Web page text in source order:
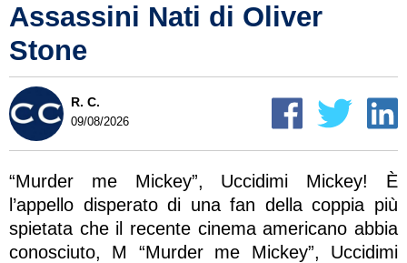
Assassini Nati di Oliver
Stone
R. C.
09/08/2026
“Murder me Mickey”, Uccidimi Mickey! È
l’appello disperato di una fan della coppia più
spietata che il recente cinema americano abbia
conosciuto, M “Murder me Mickey”, Uccidimi